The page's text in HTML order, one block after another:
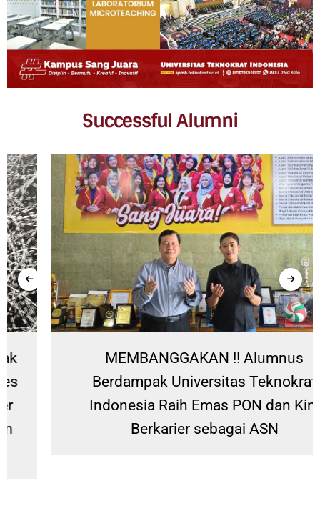
Successful Alumni
MEMBANGGAKAN !! Alumnus
Berdampak Universitas Teknokrat
Indonesia Raih Emas PON dan Kini
Berkarier sebagai ASN